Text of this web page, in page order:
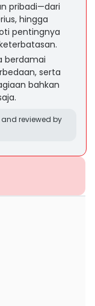
pribadi—dari
hingga
pentingnya
berdamai
serta
bahkan
reviewed by